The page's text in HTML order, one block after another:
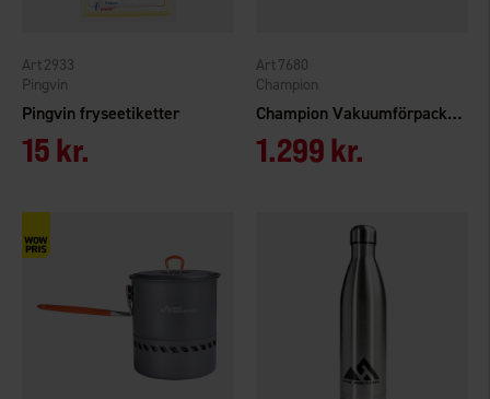
Pingvin fryseetiketter
Pingvin
2933
15 kr.
Champion Vakuumförpackare Pro CHVF410
Champion
7680
1.299 kr.